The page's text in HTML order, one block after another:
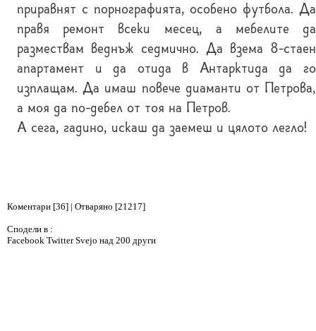
приравнят с порнографията, особено футбола. Да
правя ремонт всеки месец, а мебелите да
размествам веднъж седмично. Да взема 8-стаен
апартамент и да отида в Антарктида да го
изплащам. Да имаш повече диаманти от Петрова,
а моя да по-дебел от тоя на Петров.
А сега, гадино, искаш да заемеш и цялото легло!
Коментари [36] | Отваряно [21217]
Сподели в :
Facebook TwitterSvejo над 200 други